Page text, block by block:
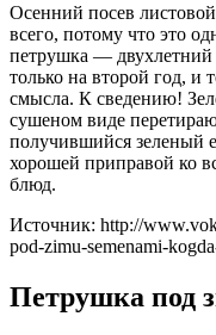
Осенний посев
всего, потому что это
петрушка —
только на второй год, и
смысла. К сведению!
сушеном виде
получившийся зеленый
хорошей приправой ко
блюд.
Источник: http://
pod-zimu-semenami-
Петрушка под